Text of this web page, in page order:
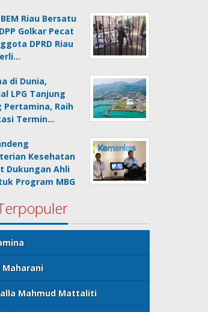
Riau Bersatu
Golkar Pecat
DPRD Riau
di Dunia,
LPG Tanjung
Pertamina, Raih
Termin…
Kesehatan
Dukungan Ahli
Program MBG
Maharani
Mahmud Mattaliti